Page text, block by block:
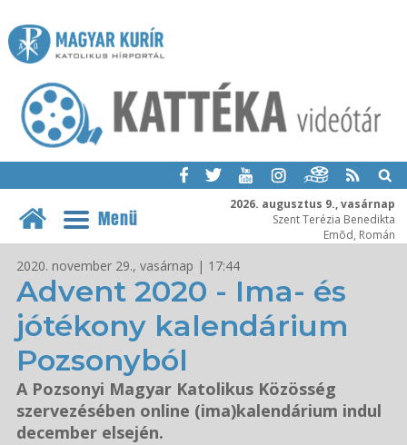
2026. augusztus 9., vasárnap
Szent Terézia Benedikta
Emõd, Román
Menü
2020. november 29., vasárnap | 17:44
Advent 2020 - Ima- és
jótékony kalendárium
Pozsonyból
A Pozsonyi Magyar Katolikus Közösség
szervezésében online (ima)kalendárium indul
december elsején.